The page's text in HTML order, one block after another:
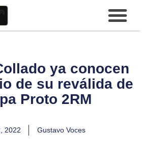
ya conocen
de su reválida de
Proto 2RM
2022 Gustavo Voces